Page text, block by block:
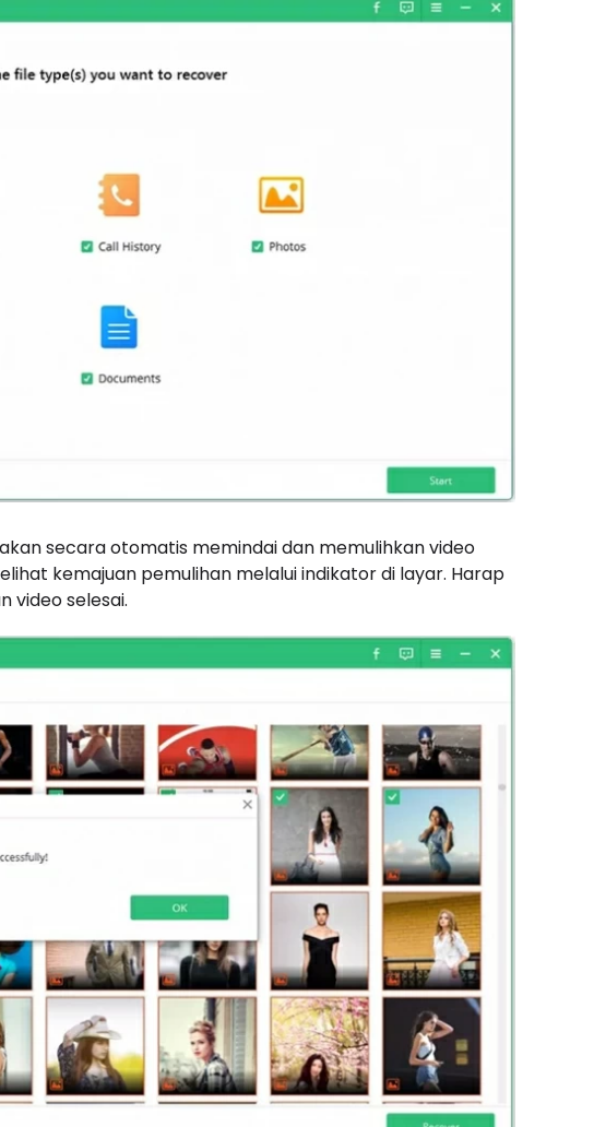
secara otomatis memindai dan memulihkan video
kemajuan pemulihan melalui indikator di layar. Harap
video selesai.